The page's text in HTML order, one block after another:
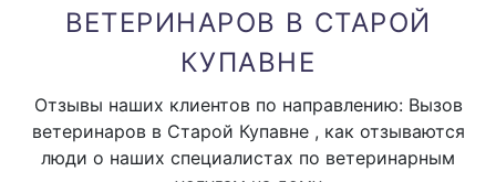
ВЕТЕРИНАРОВ В СТАРОЙ
КУПАВНЕ
Отзывы наших клиентов по направлению: Вызов
ветеринаров в Старой Купавне , как отзываются
люди о наших специалистах по ветеринарным